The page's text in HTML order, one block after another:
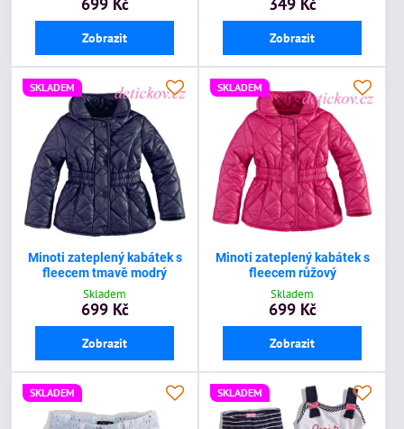
699 Kč
Zobrazit
349 Kč
Zobrazit
SKLADEM
Minoti zateplený kabátek s
fleecem tmavě modrý
Skladem
699 Kč
Zobrazit
SKLADEM
Minoti zateplený kabátek s
fleecem růžový
Skladem
699 Kč
Zobrazit
SKLADEM SKLADEM